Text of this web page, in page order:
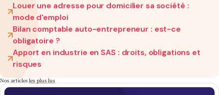
Louer une adresse pour domicilier sa société :
mode d'emploi
Bilan comptable auto-entrepreneur : est-ce
obligatoire ?
Apport en industrie en SAS : droits, obligations et
risques
Nos articlesles plus lus